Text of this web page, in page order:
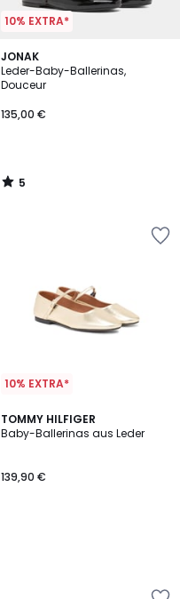
10% EXTRA*
JONAK
Leder-Baby-Ballerinas,
Douceur
135,00 €
5
/
5
5
/
10% EXTRA*
TOMMY HILFIGER
Baby-Ballerinas aus Leder
139,90 €